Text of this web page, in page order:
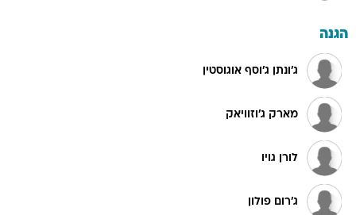
הגנה
ג'ונתן ג'וסף אוגוסטין
מארק ג'וזוויאק
לורן גויו
ג'רום פולון